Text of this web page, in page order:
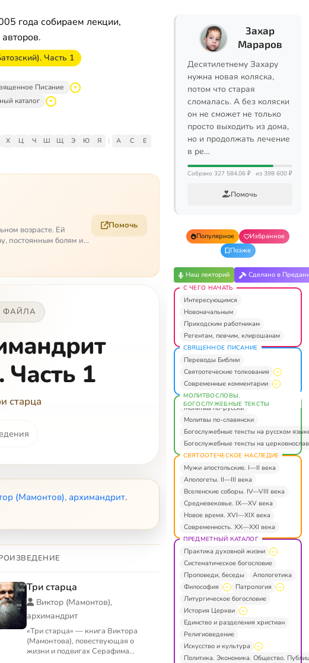
года собираем лекции,
Часть 1
Писание
каталог
Х Ц Ч Ш Щ Э Ю Я | A C
E
возрасте. Ей
постоянным болям и
Помочь
ФАЙЛА
Часть 1
старца
(Мамонтов), архимандрит.
Три старца
Виктор (Мамонтов),
архимандрит
«Три старца» — книга Виктора
(Мамонтова), повествующая о
жизни и подвигах Серафима
Захар
Мараров
Десятилетнему Захару
нужна новая коляска,
потом что старая
сломалась. А без коляски
он не сможет не только
просто выходить из дома,
но и продолжать лечение
в ре…
Собрано 327 584,06 ₽ из 398 600 ₽
Помочь
Популярное
Избранное
Позже
Наш лекторий Сделано в
С ЧЕГО НАЧАТЬ
Интересующимся
Новоначальным
Приходским работникам
Регентам, певчим, клирошанам
СВЯЩЕННОЕ ПИСАНИЕ
Переводы Библии
Святоотеческие толкования
Современные комментарии
МОЛИТВОСЛОВЫ.
БОГОСЛУЖЕБНЫЕ ТЕКСТЫ
Молитвы по-русски
Молитвы по-славянски
Богослужебные тексты на русском
Богослужебные тексты на
СВЯТООТЕЧЕСКОЕ НАСЛЕДИЕ
Мужи апостольские. I—II века
Апологеты. II—III века
Вселенские соборы. IV—VIII века
Средневековье. IX—XV века
Новое время. XVI—XIX века
Современность. XX—XXI века
ПРЕДМЕТНЫЙ КАТАЛОГ
Практика духовной жизни
Систематическое богословие
Проповеди, беседы
Апологетика
Философия
Патрология
Литургическое богословие
История Церкви
Единство и разделения христиан
Религиоведение
Искусство и культура
Политика. Экономика. Общество.